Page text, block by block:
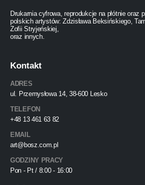
Drukarnia cyfrowa, reprodukcje na płótnie oraz
polskich artystów: Zdzisława Beksińskiego,
Zofii Stryjeńskiej,
oraz innych.
Kontakt
ADRES
ul. Przemysłowa 14, 38-600 Lesko
TELEFON
+48 13 461 63 82
EMAIL
art@bosz.com.pl
GODZINY PRACY
Pon - Pt / 8:00 - 16:00